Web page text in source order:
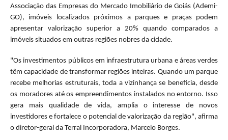
Associação das Empresas do Mercado Imobiliário de Goiás (Ademi-
GO), imóveis localizados próximos a parques e praças podem
apresentar valorização superior a 20% quando comparados a
imóveis situados em outras regiões nobres da cidade.
"Os investimentos públicos em infraestrutura urbana e áreas verdes
têm capacidade de transformar regiões inteiras. Quando um parque
recebe melhorias estruturais, toda a vizinhança se beneficia, desde
os moradores até os empreendimentos instalados no entorno. Isso
gera mais qualidade de vida, amplia o interesse de novos
investidores e fortalece o potencial de valorização da região", afirma
o diretor-geral da Terral Incorporadora, Marcelo Borges.